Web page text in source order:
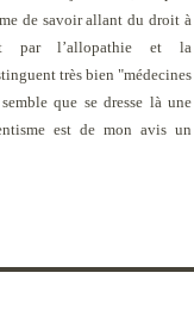
de savoir allant du droit à
par l’allopathie et la
très bien "médecines
que se dresse là une
est de mon avis un